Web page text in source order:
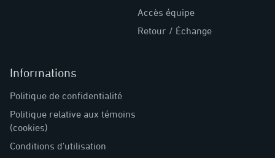
Accès équipe
Retour / Échange
Informations
Politique de confidentialité
Politique relative aux témoins
(cookies)
Conditions d'utilisation